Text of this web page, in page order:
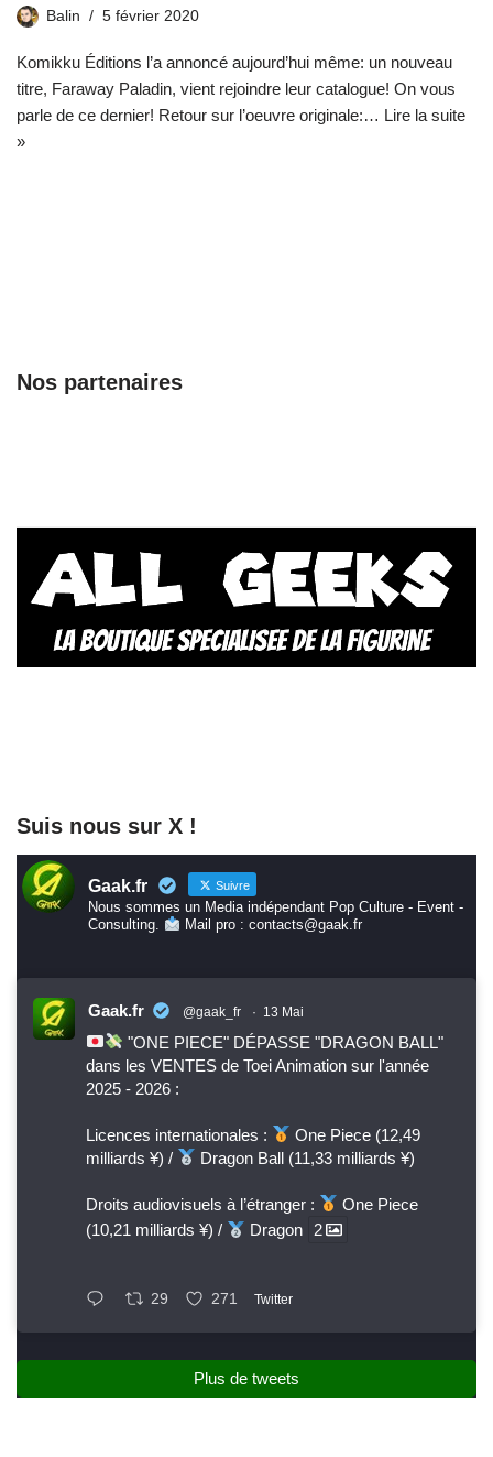
Balin 5 février 2020
Komikku Éditions l’a annoncé aujourd’hui même: un nouveau
titre, Faraway Paladin, vient rejoindre leur catalogue! On vous
parle de ce dernier! Retour sur l’oeuvre originale:… Lire la suite
»
Nos partenaires
Suis nous sur X !
Gaak.fr Suivre
Nous sommes un Media indépendant Pop Culture - Event -
Consulting.
Mail pro : contacts@gaak.fr
Gaak.fr @gaak_fr · 13 Mai
"ONE PIECE" DÉPASSE "DRAGON BALL"
dans les VENTES de Toei Animation sur l'année
2025 - 2026 :
Licences internationales :
One Piece (12,49
milliards ¥) /
Dragon Ball (11,33 milliards ¥)
Droits audiovisuels à l’étranger :
One Piece
(10,21 milliards ¥) /
Dragon 2
29 271 Twitter
Plus de tweets